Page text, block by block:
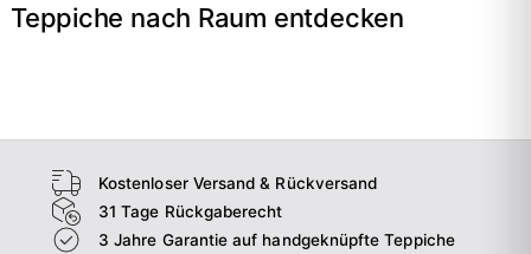
Teppiche nach Raum entdecken
Wohnzimmer
Kostenloser Versand & Rückversand
31 Tage Rückgaberecht
3 Jahre Garantie auf handgeknüpfte Teppiche